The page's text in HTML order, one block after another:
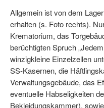
Allgemein ist von dem
erhalten (s. Foto rechts).
Krematorium, das
berüchtigten Spruch
winzigkleine Einzelzellen
SS-Kasernen, die
Verwaltungsgebäude, das
eventuelle Habseligkeiten
Bekleidungskammer),